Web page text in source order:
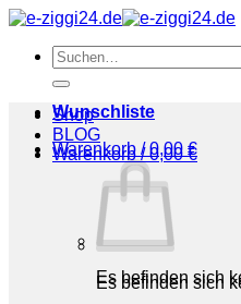
Zum
springenSuchen
nach:
Shop
BLOG
Warenkorb /0,00€
Es befinden sich
Wunschliste
Warenkorb /0,00 €
Es befinden sich